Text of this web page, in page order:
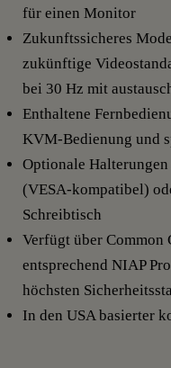
für einen Monitor
Zukunftssicheres
zukünftige
bei 30 Hz mit
Enthaltene
KVM-Bedienung und
Optionale
(VESA-kompatibel)
Schreibtisch
Verfügt über
entsprechend NIAP
höchsten
In den USA basierter